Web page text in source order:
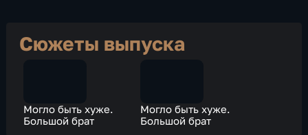
Сюжеты выпуска
Могло быть хуже.
Большой брат
Могло быть хуже.
Большой брат